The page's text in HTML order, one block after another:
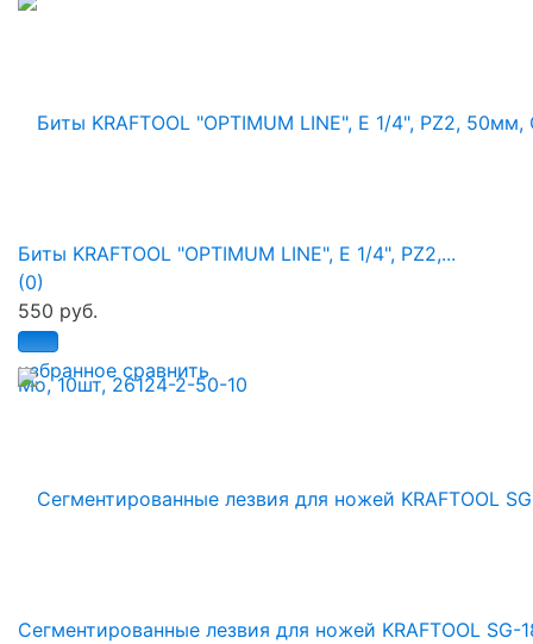
избранное сравнить
Биты KRAFTOOL "OPTIMUM LINE", E 1/4", PZ2,...
(0)
550 руб.
Сегментированные лезвия для ножей KRAFTOOL SG-